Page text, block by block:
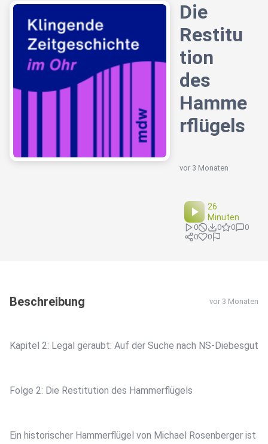
Die
Restitu
tion
des
Hamme
rflügels
vor 3 Monaten
26
Minuten
0 0 0
0
0
0
Beschreibung vor 3 Monaten
Kapitel 2: Legal geraubt: Auf der Suche nach NS-Diebesgut
Folge 2: Die Restitution des Hammerflügels
Ein historischer Hammerflügel von Michael Rosenberger ist